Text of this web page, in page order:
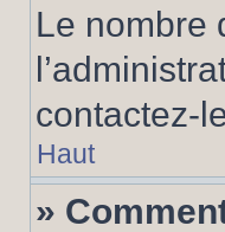
Le nombre
contactez-
Haut
»